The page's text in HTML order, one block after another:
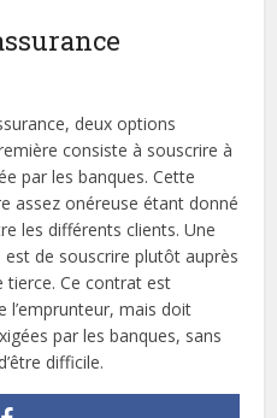
deux options
consiste à souscrire à
par les banques. Cette
assez onéreuse étant donné
les différents clients. Une
de souscrire plutôt auprès
tierce. Ce contrat est
l’emprunteur, mais doit
par les banques, sans
difficile.